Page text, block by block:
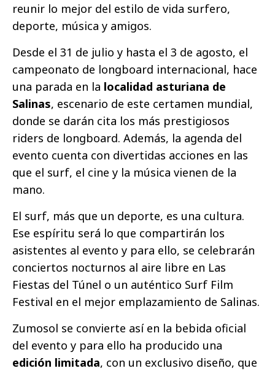
reunir lo mejor del estilo de vida surfero,
deporte, música y amigos.
Desde el 31 de julio y hasta el 3 de agosto, el
campeonato de longboard internacional, hace
una parada en la localidad asturiana de
Salinas, escenario de este certamen mundial,
donde se darán cita los más prestigiosos
riders de longboard. Además, la agenda del
evento cuenta con divertidas acciones en las
que el surf, el cine y la música vienen de la
mano.
El surf, más que un deporte, es una cultura.
Ese espíritu será lo que compartirán los
asistentes al evento y para ello, se celebrarán
conciertos nocturnos al aire libre en Las
Fiestas del Túnel o un auténtico Surf Film
Festival en el mejor emplazamiento de Salinas.
Zumosol se convierte así en la bebida oficial
del evento y para ello ha producido una
edición limitada, con un exclusivo diseño, que